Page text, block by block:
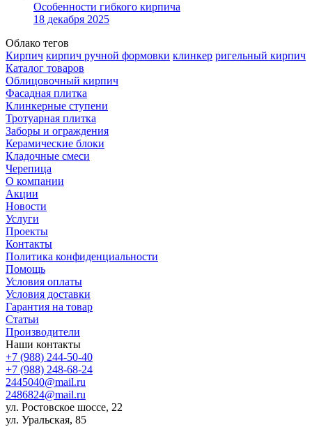
Особенности гибкого кирпича
18 декабря 2025
Облако тегов
Кирпич кирпич ручной формовки клинкер ригельный кирпич
Каталог товаров
Облицовочный кирпич
Фасадная плитка
Клинкерные ступени
Тротуарная плитка
Заборы и ограждения
Керамические блоки
Кладочные смеси
Черепица
О компании
Акции
Новости
Услуги
Проекты
Контакты
Политика конфиденциальности
Помощь
Условия оплаты
Условия доставки
Гарантия на товар
Статьи
Производители
Наши контакты
+7 (988) 244-50-40
+7 (988) 248-68-24
2445040@mail.ru
2486824@mail.ru
ул. Ростовское шоссе, 22
ул. Уральская, 85